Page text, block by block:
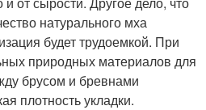
натурального мха
будет трудоемкой. При
природных материалов для
брусом и бревнами
плотность укладки.